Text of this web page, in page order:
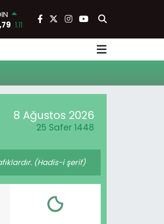
1.11
0.38
0.03
8 Ağustos 2026
25 Safer 1448
(Hadis-i şerif)